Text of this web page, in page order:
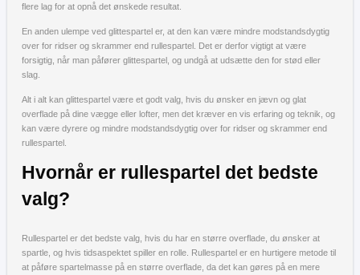
flere lag for at opnå det ønskede resultat.
En anden ulempe ved glittespartel er, at den kan være mindre modstandsdygtig
over for ridser og skrammer end rullespartel. Det er derfor vigtigt at være
forsigtig, når man påfører glittespartel, og undgå at udsætte den for stød eller
slag.
Alt i alt kan glittespartel være et godt valg, hvis du ønsker en jævn og glat
overflade på dine vægge eller lofter, men det kræver en vis erfaring og teknik, og
kan være dyrere og mindre modstandsdygtig over for ridser og skrammer end
rullespartel.
Hvornår er rullespartel det bedste
valg?
Rullespartel er det bedste valg, hvis du har en større overflade, du ønsker at
spartle, og hvis tidsaspektet spiller en rolle. Rullespartel er en hurtigere metode til
at påføre spartelmasse på en større overflade, da det kan gøres på en mere